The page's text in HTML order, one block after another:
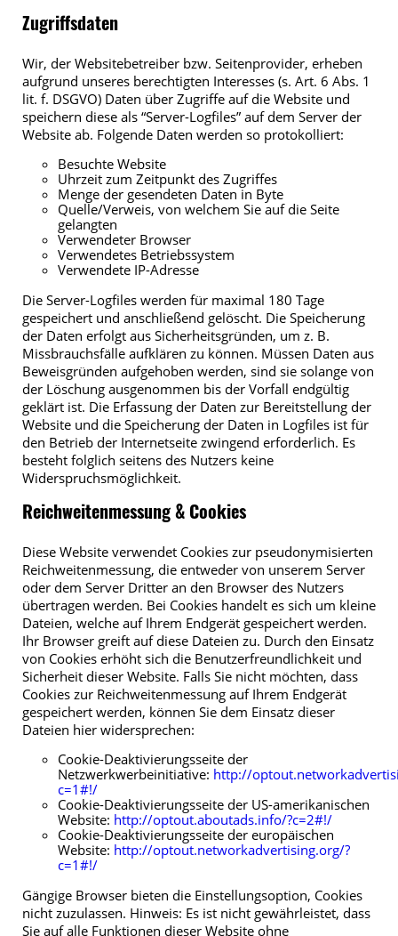
Zugriffsdaten
Wir, der Websitebetreiber bzw. Seitenprovider, erheben
aufgrund unseres berechtigten Interesses (s. Art. 6 Abs. 1
lit. f. DSGVO) Daten über Zugriffe auf die Website und
speichern diese als “Server-Logfiles” auf dem Server der
Website ab. Folgende Daten werden so protokolliert:
Besuchte Website
Uhrzeit zum Zeitpunkt des Zugriffes
Menge der gesendeten Daten in Byte
Quelle/Verweis, von welchem Sie auf die Seite
gelangten
Verwendeter Browser
Verwendetes Betriebssystem
Verwendete IP-Adresse
Die Server-Logfiles werden für maximal 180 Tage
gespeichert und anschließend gelöscht. Die Speicherung
der Daten erfolgt aus Sicherheitsgründen, um z. B.
Missbrauchsfälle aufklären zu können. Müssen Daten aus
Beweisgründen aufgehoben werden, sind sie solange von
der Löschung ausgenommen bis der Vorfall endgültig
geklärt ist. Die Erfassung der Daten zur Bereitstellung der
Website und die Speicherung der Daten in Logfiles ist für
den Betrieb der Internetseite zwingend erforderlich. Es
besteht folglich seitens des Nutzers keine
Widerspruchsmöglichkeit.
Reichweitenmessung & Cookies
Diese Website verwendet Cookies zur pseudonymisierten
Reichweitenmessung, die entweder von unserem Server
oder dem Server Dritter an den Browser des Nutzers
übertragen werden. Bei Cookies handelt es sich um kleine
Dateien, welche auf Ihrem Endgerät gespeichert werden.
Ihr Browser greift auf diese Dateien zu. Durch den Einsatz
von Cookies erhöht sich die Benutzerfreundlichkeit und
Sicherheit dieser Website. Falls Sie nicht möchten, dass
Cookies zur Reichweitenmessung auf Ihrem Endgerät
gespeichert werden, können Sie dem Einsatz dieser
Dateien hier widersprechen:
Cookie-Deaktivierungsseite der
Netzwerkwerbeinitiative: http://
c=1#!/
Cookie-Deaktivierungsseite der US-amerikanischen
Website: http://optout.aboutads.info/?c=2#!/
Cookie-Deaktivierungsseite der europäischen
Website: http://optout.networkadvertising.org/?
c=1#!/
Gängige Browser bieten die Einstellungsoption, Cookies
nicht zuzulassen. Hinweis: Es ist nicht gewährleistet, dass
Sie auf alle Funktionen dieser Website ohne